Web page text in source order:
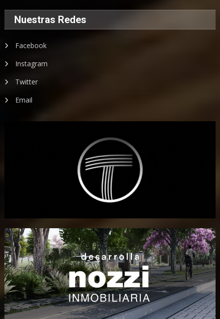
Nuestras Redes
Facebook
Instagram
Twitter
Email